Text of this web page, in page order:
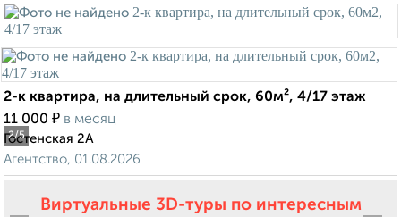
2/5
2-к квартира, на длительный срок, 60м², 4/17 этаж
11 000 ₽ в месяц
Гостенская 2А
Агентство, 01.08.2026
Виртуальные 3D-туры по интересным